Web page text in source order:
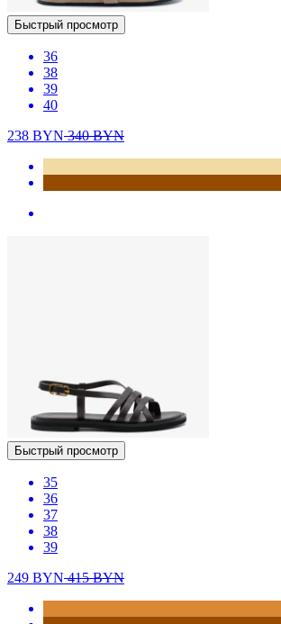
Быстрый просмотр
36
38
39
40
238 BYN340BYN
Быстрый просмотр
35
36
37
38
39
249 BYN415BYN